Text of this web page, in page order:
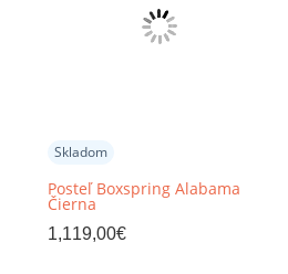
Skladom
Posteľ Boxspring Alabama
Čierna
1,119,00€